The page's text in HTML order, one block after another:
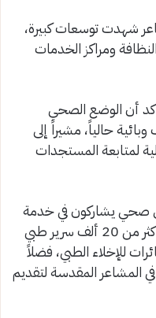
شهدت توسعات كبيرة،
ومراكز الخدمات
أن الوضع الصحي
حالياً، مشيراً إلى
لمتابعة المستجدات
52 ألف ممارس صحي يشاركون في خدمة
الحجاج هذا العام، إلى جانب تجهيز أكثر من 20 ألف سرير طبي
للإخلاء الطبي، فضلاً
المشاعر المقدسة لتقديم